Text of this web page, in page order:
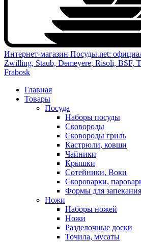
Интернет-магазин Посуды.net:
Zwilling, Staub, Demeyere, Risoli, BSF,
Frabosk
Главная
Товары
Посуда
Наборы посуды
Сковороды
Сковороды гриль
Кастрюли, ковши
Чайники
Крышки
Сотейники, Воки
Скороварки,
Формы для запекания
Ножи
Наборы ножей
Ножи
Разделочные доски
Точила, мусаты